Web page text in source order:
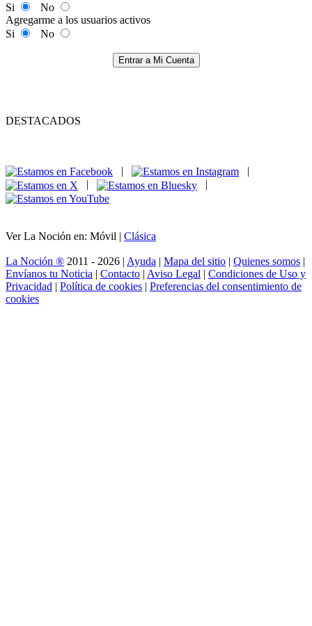
Si
No
Agregarme a los usuarios activos
Si
No
Entrar a Mi Cuenta
DESTACADOS
|
|
|
|
Ver La Noción en: Móvil | Clásica
La Noción ® 2011 - 2026 | Ayuda | Mapa del sitio | Quienes somos |
Envíanos tu Noticia | Contacto | Aviso Legal | Condiciones de Uso y
Privacidad | Política de cookies | Preferencias del consentimiento de
cookies